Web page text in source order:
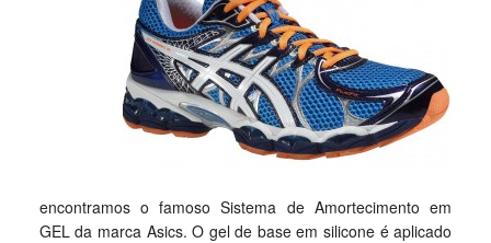
encontramos o famoso Sistema de Amortecimento em
GEL da marca Asics. O gel de base em silicone é aplicado